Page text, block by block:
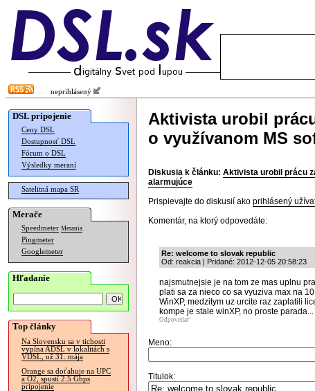
neprihlásený
DSL pripojenie
Ceny DSL
Dostupnosť DSL
Fórum o DSL
Výsledky meraní
Satelitná mapa SR
Merače
Speedmeter Merania
Pingmeter
Googlemeter
Hľadanie
Top články
Na Slovensku sa v tichosti
vypína ADSL v lokalitách s
VDSL, už 31. mája
Orange sa doťahuje na UPC
a O2, spustí 2.5 Gbps
pripojenie
Aktivista urobil
o využívanom MS
Diskusia k článku: Aktivista urobil prácu
alarmujúce
Prispievajte do diskusií ako prihlásený
Komentár, na ktorý odpovedáte:
Re: welcome to slovak republic
Od: reakcia | Pridané: 2012-12-05 20:58:23
najsmutnejsie je na tom ze mas uplnu
plati sa za nieco co sa vyuziva max na
WinXP, medzitym uz urcite raz zaplatili
kompe je stale winXP, no proste parada...
Odpovedať
Meno:
Titulok: